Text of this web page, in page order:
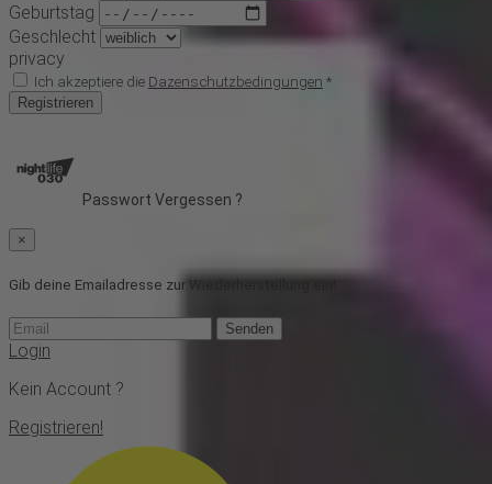
Geburtstag
Geschlecht
privacy
Ich akzeptiere die Dazenschutzbedingungen *
Registrieren
Passwort Vergessen ?
×
Gib deine Emailadresse zur Wiederherstellung ein!
Senden
Login
Kein Account ?
Registrieren!